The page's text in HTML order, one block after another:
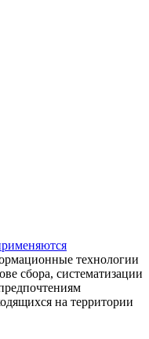
технологии
сбора, систематизации
на территории